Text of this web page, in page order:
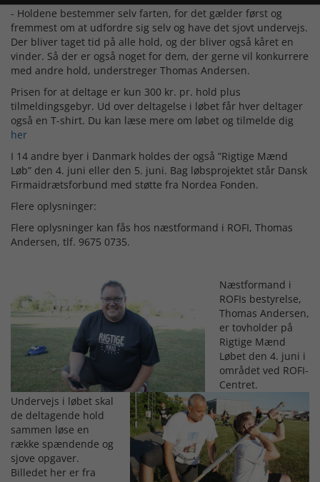
- Holdene bestemmer selv farten, for det gælder først og
fremmest om at udfordre sig selv og have det sjovt undervejs.
Der bliver taget tid på alle hold, og der bliver også kåret en
vinder. Så der er også noget for dem, der gerne vil konkurrere
med andre hold, understreger Thomas Andersen.
Prisen for at deltage er kun 300 kr. pr. hold plus
tilmeldingsgebyr. Ud over deltagelse i løbet får hver deltager
også en T-shirt. Du kan læse mere om løbet og tilmelde dig
her
I 14 andre byer i Danmark holdes der også ”Rigtige Mænd
Løb” den 4. juni eller den 5. juni. Bag løbsprojektet står Dansk
Firmaidrætsforbund med støtte fra Nordea Fonden.
Flere oplysninger:
Flere oplysninger kan fås hos næstformand i ROFI, Thomas
Andersen, tlf. 9675 0735.
Næstformand i
ROFIs bestyrelse,
Thomas Andersen,
er tovholder på
Rigtige Mænd
Løbet den 4. juni i
området ved ROFI-
Centret.
Undervejs i løbet skal
de deltagende hold
sammen løse en
række spændende og
sjove opgaver.
Billedet her er fra